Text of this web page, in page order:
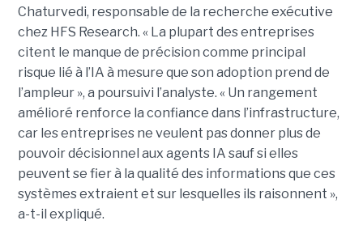
Chaturvedi, responsable de la recherche exécutive
chez HFS Research. « La plupart des entreprises
citent le manque de précision comme principal
risque lié à l’IA à mesure que son adoption prend de
l’ampleur », a poursuivi l’analyste. « Un rangement
amélioré renforce la confiance dans l’infrastructure,
car les entreprises ne veulent pas donner plus de
pouvoir décisionnel aux agents IA sauf si elles
peuvent se fier à la qualité des informations que ces
systèmes extraient et sur lesquelles ils raisonnent »,
a-t-il expliqué.